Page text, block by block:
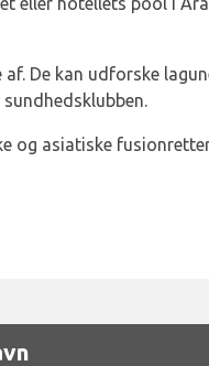
De kan udforske
og asiatiske